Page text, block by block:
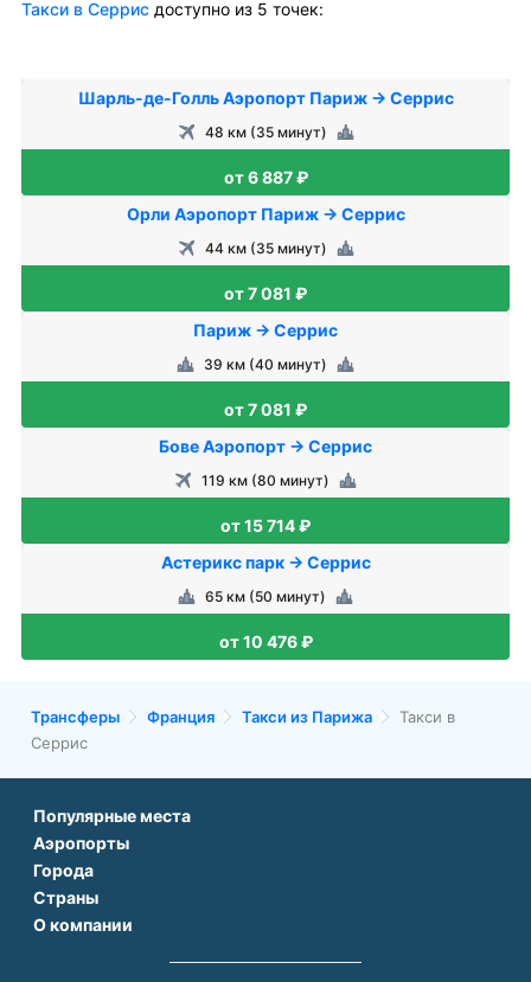
Такси в Серрис доступно из 5 точек:
Шарль-де-Голль Аэропорт Париж → Серрис
48 км (35 минут)
от 6 887 ₽
Орли Аэропорт Париж → Серрис
44 км (35 минут)
от 7 081 ₽
Париж → Серрис
39 км (40 минут)
от 7 081 ₽
Бове Аэропорт → Серрис
119 км (80 минут)
от 15 714 ₽
Астерикс парк → Серрис
65 км (50 минут)
от 10 476 ₽
Трансферы Франция Такси из Парижа
Такси в
Серрис
Популярные места
Аэропорт Подгорицы
Аэропорт Белграда
Аэропорт Дубая
Аэропорты
Аэропорт Антальи
Аэропорт Тбилиси
Города
Трансфер в Париже
Трансфер в Дубае
Трансфер в Риме
Страны
Трансфер во Франции
Трансфер в Турции
О компании